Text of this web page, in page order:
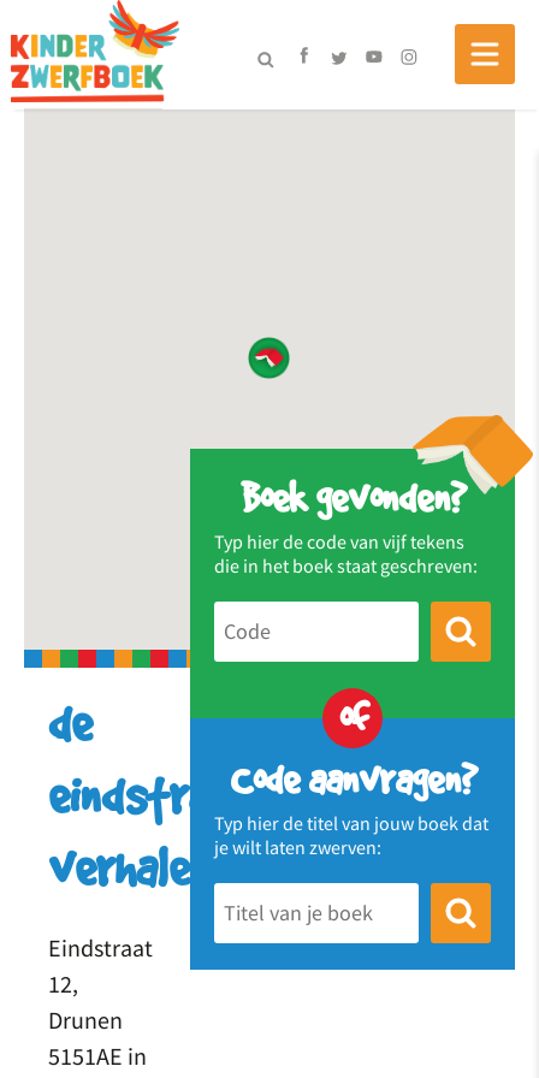
Boek gevonden?
Typ hier de code van vijf tekens
die in het boek staat geschreven:
of
Code aanvragen?
Typ hier de titel van jouw boek dat
je wilt laten zwerven:
de
eindstraat
verhalenkast
Eindstraat
12,
Drunen
5151AE in